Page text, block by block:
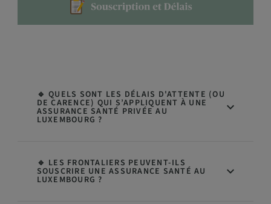
🔹 QUELS SONT LES DÉLAIS D'ATTENTE (OU
DE CARENCE) QUI S’APPLIQUENT À UNE
ASSURANCE SANTÉ PRIVÉE AU
LUXEMBOURG ?
🔹 LES FRONTALIERS PEUVENT-ILS
SOUSCRIRE UNE ASSURANCE SANTÉ AU
LUXEMBOURG ?